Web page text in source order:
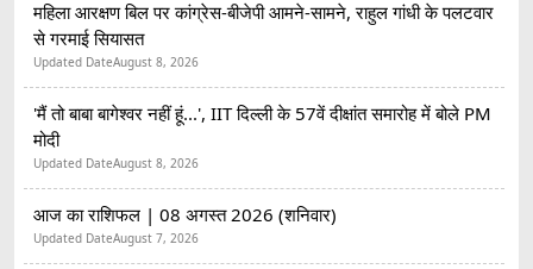
महिला आरक्षण बिल पर कांग्रेस-बीजेपी आमने-सामने, राहुल गांधी के पलटवार
से गरमाई सियासत
Updated DateAugust 8, 2026
'मैं तो बाबा बागेश्वर नहीं हूं...', IIT दिल्ली के 57वें दीक्षांत समारोह में बोले PM
मोदी
Updated DateAugust 8, 2026
आज का राशिफल | 08 अगस्त 2026 (शनिवार)
Updated DateAugust 7, 2026